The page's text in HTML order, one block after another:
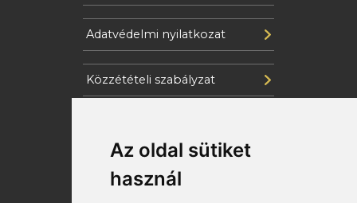
Az oldal sütiket
használ
Adatvédelmi nyilatkozat
Közzétételi szabályzat
Katasztrófavédelem